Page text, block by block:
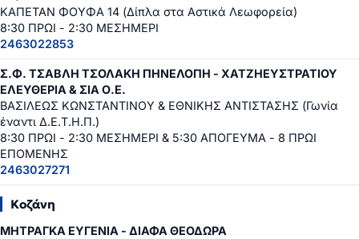
ΚΑΠΕΤΑΝ ΦΟΥΦΑ 14 (Δίπλα στα Αστικά Λεωφορεία)
8:30 ΠΡΩΙ - 2:30 ΜΕΣΗΜΕΡΙ
2463022853
Σ.Φ. ΤΣΑΒΛΗ ΤΣΟΛΑΚΗ ΠΗΝΕΛΟΠΗ - ΧΑΤΖΗΕΥΣΤΡΑΤΙΟΥ
ΕΛΕΥΘΕΡΙΑ & ΣΙΑ Ο.Ε.
ΒΑΣΙΛΕΩΣ ΚΩΝΣΤΑΝΤΙΝΟΥ & ΕΘΝΙΚΗΣ ΑΝΤΙΣΤΑΣΗΣ (Γωνία
έναντι Δ.Ε.Τ.Η.Π.)
8:30 ΠΡΩΙ - 2:30 ΜΕΣΗΜΕΡΙ & 5:30 ΑΠΟΓΕΥΜΑ - 8 ΠΡΩΙ
ΕΠΟΜΕΝΗΣ
2463027271
Κοζάνη
ΜΗΤΡΑΓΚΑ ΕΥΓΕΝΙΑ - ΔΙΑΦΑ ΘΕΟΔΩΡΑ